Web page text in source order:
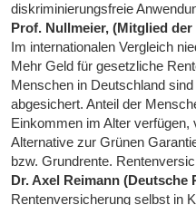
diskriminierungsfreie
Prof. Nullmeier, (Mitglied
Im internationalen Vergleich
Mehr Geld für gesetzliche
Menschen in Deutschland
abgesichert. Anteil der
Einkommen im Alter verfügen,
Alternative zur Grünen
bzw. Grundrente.
Dr. Axel Reimann (Deutsche
Rentenversicherung selbst in